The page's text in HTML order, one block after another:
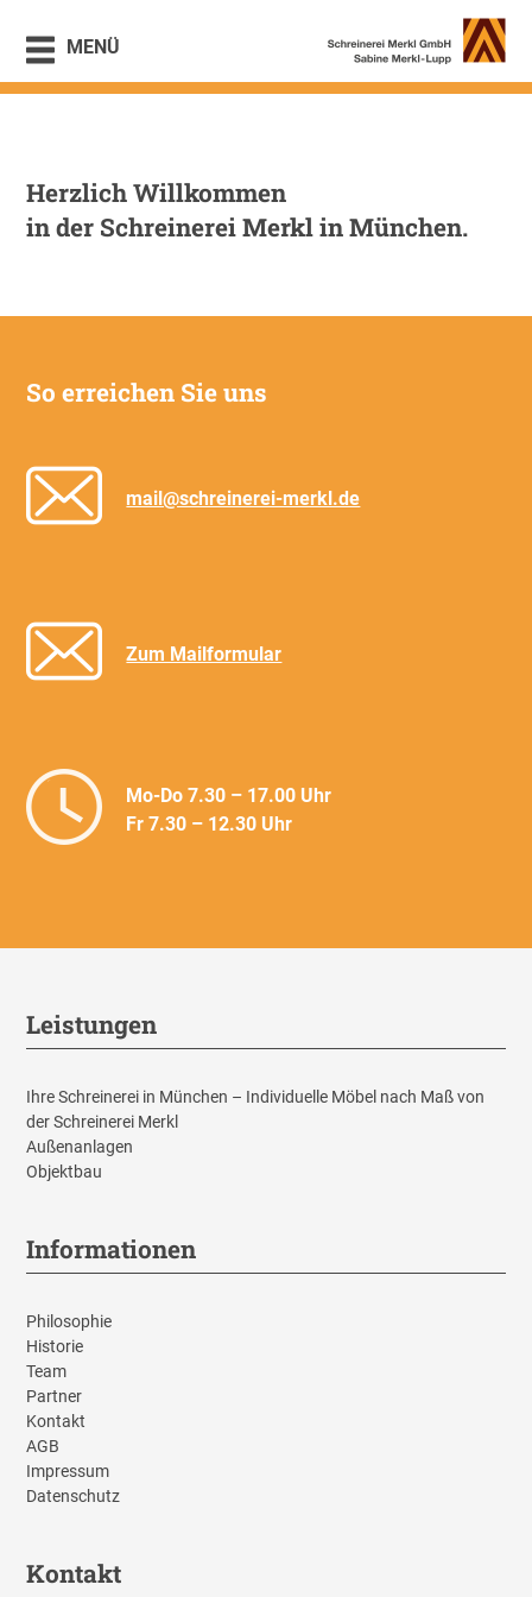
MENÜ
Herzlich Willkommen
in der Schreinerei Merkl in München.
So erreichen Sie uns
mail@schreinerei-merkl.de
Zum Mailformular
Mo-Do 7.30 – 17.00 Uhr
Fr 7.30 – 12.30 Uhr
Leistungen
Ihre Schreinerei in München – Individuelle Möbel nach Maß von
der Schreinerei Merkl
Außenanlagen
Objektbau
Informationen
Philosophie
Historie
Team
Partner
Kontakt
AGB
Impressum
Datenschutz
Kontakt